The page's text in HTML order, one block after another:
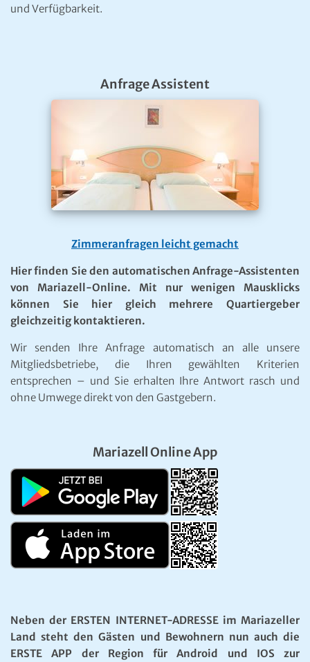
und Verfügbarkeit.
Anfrage Assistent
Zimmeranfragen leicht gemacht
Hier finden Sie den automatischen Anfrage-Assistenten
von Mariazell-Online. Mit nur wenigen Mausklicks
können Sie hier gleich mehrere Quartiergeber
gleichzeitig kontaktieren.
Wir senden Ihre Anfrage automatisch an alle unsere
Mitgliedsbetriebe, die Ihren gewählten Kriterien
entsprechen – und Sie erhalten Ihre Antwort rasch und
ohne Umwege direkt von den Gastgebern.
Mariazell Online App
Neben der ERSTEN INTERNET-ADRESSE im Mariazeller
Land steht den Gästen und Bewohnern nun auch die
ERSTE APP der Region für Android und IOS zur